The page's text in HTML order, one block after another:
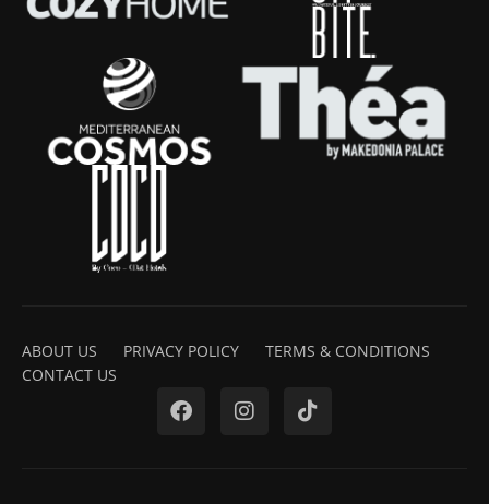
ABOUT US PRIVACY POLICY
TERMS & CONDITIONS
CONTACT US